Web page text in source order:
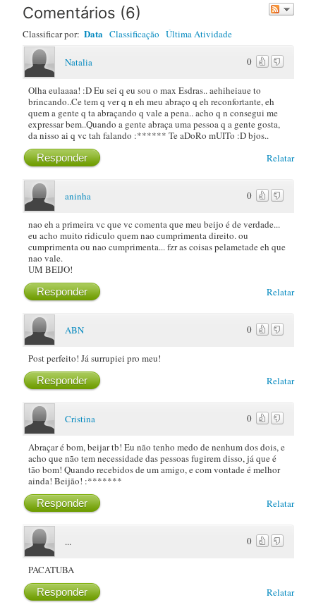
Comentários (6)
Classificar por: Data Classificação Última Atividade
0
Natalia
Olha eulaaaa! :D Eu sei q eu sou o max Esdras.. aehiheiaue to
brincando..Ce tem q ver q n eh meu abraço q eh reconfortante, eh
quem a gente q ta abraçando q vale a pena.. acho q n consegui me
expressar bem..Quando a gente abraça uma pessoa q a gente gosta,
da nisso ai q vc tah falando :****** Te aDoRo mUITo :D bjos..
Relatar
Responder
0
aninha
nao eh a primeira vc que vc comenta que meu beijo é de verdade...
eu acho muito ridiculo quem nao cumprimenta direito. ou
cumprimenta ou nao cumprimenta... fzr as coisas pelametade eh que
nao vale.
UM BEIJO!
Relatar
Responder
0
ABN
Post perfeito! Já surrupiei pro meu!
Relatar
Responder
0
Cristina
Abraçar é bom, beijar tb! Eu não tenho medo de nenhum dos dois, e
acho que não tem necessidade das pessoas fugirem disso, já que é
tão bom! Quando recebidos de um amigo, e com vontade é melhor
ainda! Beijão! :*******
Relatar
Responder
0
...
PACATUBA
Relatar
Responder